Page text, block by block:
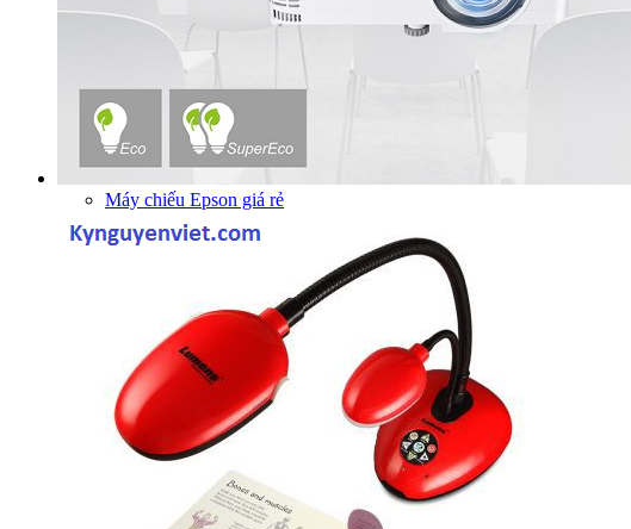
Máy chiếu Epson giá rẻ